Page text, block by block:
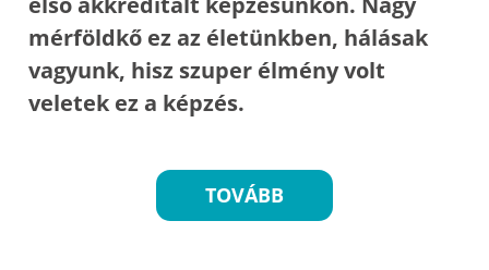
mérföldkő ez az életünkben, hálásak
vagyunk, hisz szuper élmény volt
veletek ez a képzés.
TOVÁBB